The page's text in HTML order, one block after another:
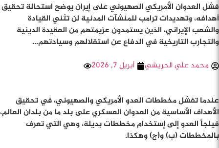
فشل العدوان الأمريكي الصهيوني على إيران يوضح استحالة تحقيق
أهدافه، وتهديدات ترامب للمنشآت المدنية لن تثني القيادة
والشعب الإيراني، الذين يستمدون عزيمتهم من العقيدة الدينية
والتجارب التاريخية في الدفاع عن استقلالهم وسيادتهم...
محمد علي الحريشي
أبريل 7, 2026
عندما تفشل مخططات العدو الأمريكي والصهيوني، في تحقيق
الأهداف الأساسية من العدوان العسكري على بلد ما من بلدان العالم،
فيلجأ العدو إلى إستخدام مخططات بديلة، وهي التي تعرف
بالمخططات (ب) و(ج) وهكذا.